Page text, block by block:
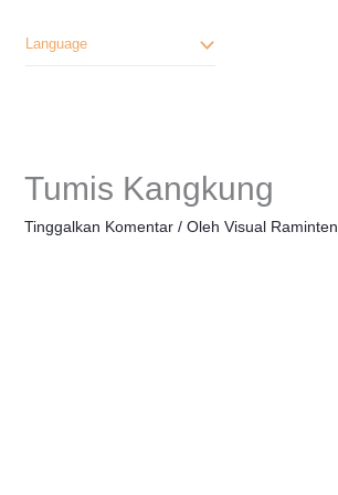
Language
Tumis Kangkung
Tinggalkan Komentar / Oleh Visual Raminten